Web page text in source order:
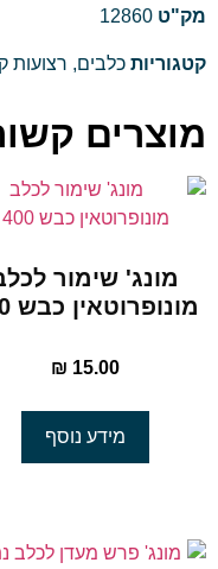
מק"ט 12860
קטגוריות כלבים, רצועות
מוצרים
מונג' שימור
מונופרוטאין כבש 400
₪ 15.00
מידע נוסף